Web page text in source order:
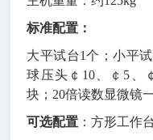
标准配置：
大平试台1个；小平
球压头￠10、￠5、
块；20倍读数显微镜一
可选配置 ：方形工作台